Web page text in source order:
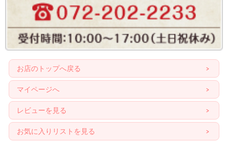
お店のトップへ戻る
マイページへ
レビューを見る
お気に入りリストを見る